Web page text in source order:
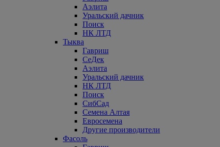
Аэлита
Уральский дачник
Поиск
НК ЛТД
Тыква
Гавриш
СеДек
Аэлита
Уральский дачник
НК ЛТД
Поиск
СибСад
Семена Алтая
Евросемена
Другие производители
Фасоль